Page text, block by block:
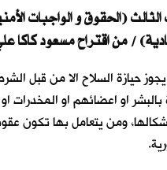
(الحقوق و الواجبات
/ من اقتراح مسعود كاكا
يجوز حيازة السلاح الا من قبل
بالبشر او اعضائهم او المخدرات
ومن يتعامل بها تكون